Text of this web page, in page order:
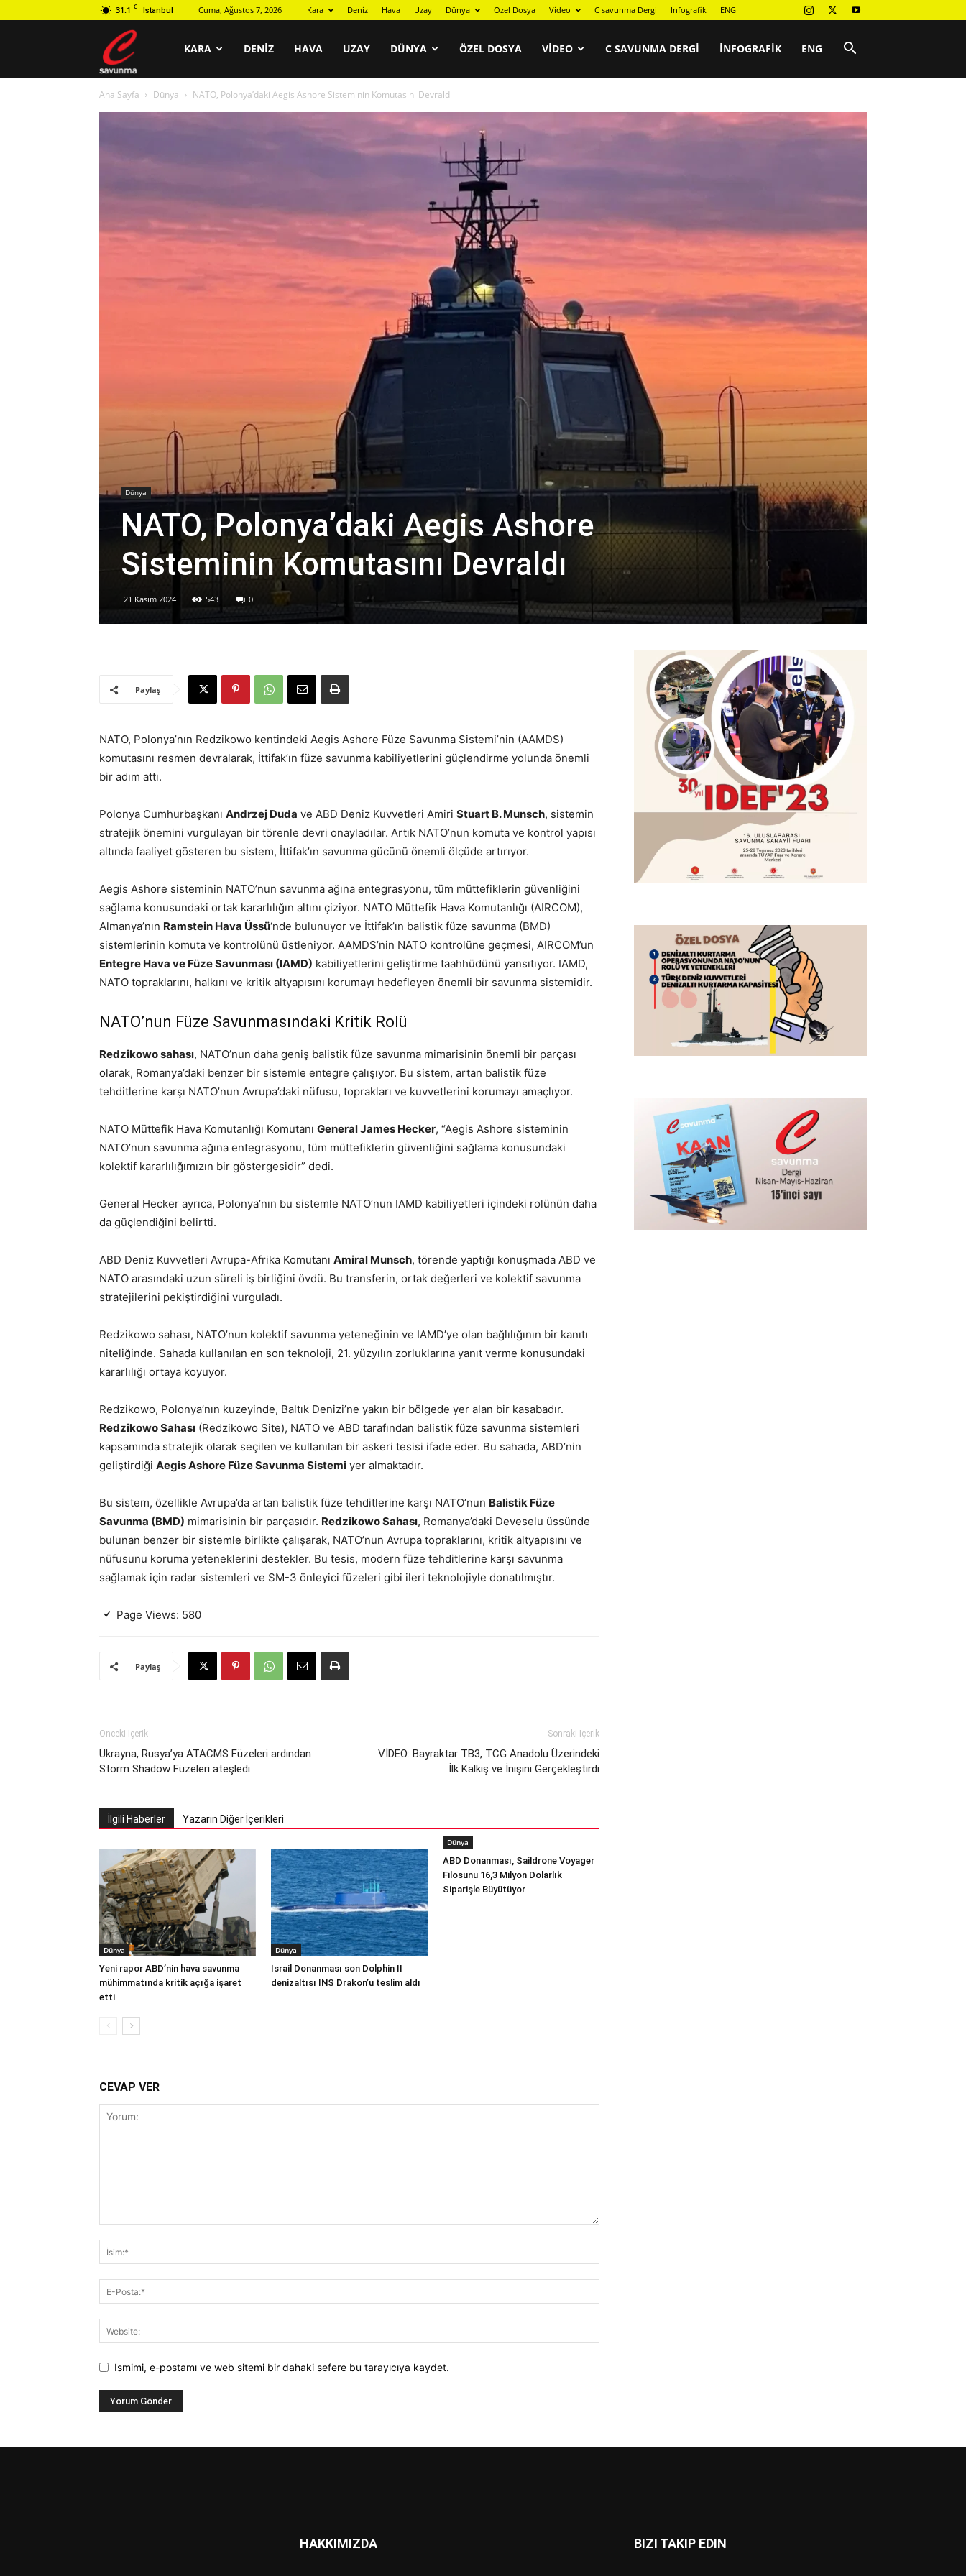
31.1 C İstanbul Cuma, Ağustos 7, 2026 Kara Deniz Hava Uzay Dünya Özel Dosya Video C savunma Dergi İnfografik ENG
KARA DENIZ HAVA UZAY DÜNYA ÖZEL DOSYA VIDEO C SAVUNMA DERGI İNFOGRAFIK ENG
Ana Sayfa Dünya NATO, Polonya’daki Aegis Ashore Sisteminin Komutasını Devraldı
Dünya
NATO, Polonya’daki Aegis Ashore
Sisteminin Komutasını Devraldı
21 Kasım 2024 543 0
Paylaş
NATO, Polonya’nın Redzikowo kentindeki Aegis Ashore Füze Savunma Sistemi’nin (AAMDS)
komutasını resmen devralarak, İttifak’ın füze savunma kabiliyetlerini güçlendirme yolunda önemli
bir adım attı.
Polonya Cumhurbaşkanı Andrzej Duda ve ABD Deniz Kuvvetleri Amiri Stuart B. Munsch, sistemin
stratejik önemini vurgulayan bir törenle devri onayladılar. Artık NATO’nun komuta ve kontrol yapısı
altında faaliyet gösteren bu sistem, İttifak’ın savunma gücünü önemli ölçüde artırıyor.
Aegis Ashore sisteminin NATO’nun savunma ağına entegrasyonu, tüm müttefiklerin güvenliğini
sağlama konusundaki ortak kararlılığın altını çiziyor. NATO Müttefik Hava Komutanlığı (AIRCOM),
Almanya’nın Ramstein Hava Üssü‘nde bulunuyor ve İttifak’ın balistik füze savunma (BMD)
sistemlerinin komuta ve kontrolünü üstleniyor. AAMDS’nin NATO kontrolüne geçmesi, AIRCOM’un
Entegre Hava ve Füze Savunması (IAMD) kabiliyetlerini geliştirme taahhüdünü yansıtıyor. IAMD,
NATO topraklarını, halkını ve kritik altyapısını korumayı hedefleyen önemli bir savunma sistemidir.
NATO’nun Füze Savunmasındaki Kritik Rolü
Redzikowo sahası, NATO’nun daha geniş balistik füze savunma mimarisinin önemli bir parçası
olarak, Romanya’daki benzer bir sistemle entegre çalışıyor. Bu sistem, artan balistik füze
tehditlerine karşı NATO’nun Avrupa’daki nüfusu, toprakları ve kuvvetlerini korumayı amaçlıyor.
NATO Müttefik Hava Komutanlığı Komutanı General James Hecker, “Aegis Ashore sisteminin
NATO’nun savunma ağına entegrasyonu, tüm müttefiklerin güvenliğini sağlama konusundaki
kolektif kararlılığımızın bir göstergesidir” dedi.
General Hecker ayrıca, Polonya’nın bu sistemle NATO’nun IAMD kabiliyetleri içindeki rolünün daha
da güçlendiğini belirtti.
ABD Deniz Kuvvetleri Avrupa-Afrika Komutanı Amiral Munsch, törende yaptığı konuşmada ABD ve
NATO arasındaki uzun süreli iş birliğini övdü. Bu transferin, ortak değerleri ve kolektif savunma
stratejilerini pekiştirdiğini vurguladı.
Redzikowo sahası, NATO’nun kolektif savunma yeteneğinin ve IAMD’ye olan bağlılığının bir kanıtı
niteliğinde. Sahada kullanılan en son teknoloji, 21. yüzyılın zorluklarına yanıt verme konusundaki
kararlılığı ortaya koyuyor.
Redzikowo, Polonya’nın kuzeyinde, Baltık Denizi’ne yakın bir bölgede yer alan bir kasabadır.
Redzikowo Sahası (Redzikowo Site), NATO ve ABD tarafından balistik füze savunma sistemleri
kapsamında stratejik olarak seçilen ve kullanılan bir askeri tesisi ifade eder. Bu sahada, ABD’nin
geliştirdiği Aegis Ashore Füze Savunma Sistemi yer almaktadır.
Bu sistem, özellikle Avrupa’da artan balistik füze tehditlerine karşı NATO’nun Balistik Füze
Savunma (BMD) mimarisinin bir parçasıdır. Redzikowo Sahası, Romanya’daki Deveselu üssünde
bulunan benzer bir sistemle birlikte çalışarak, NATO’nun Avrupa topraklarını, kritik altyapısını ve
nüfusunu koruma yeteneklerini destekler. Bu tesis, modern füze tehditlerine karşı savunma
sağlamak için radar sistemleri ve SM-3 önleyici füzeleri gibi ileri teknolojiyle donatılmıştır.
Page Views: 580
Paylaş
Önceki İçerik
Ukrayna, Rusya’ya ATACMS Füzeleri ardından
Storm Shadow Füzeleri ateşledi
Sonraki İçerik
VİDEO: Bayraktar TB3, TCG Anadolu Üzerindeki
İlk Kalkış ve İnişini Gerçekleştirdi
İlgili Haberler Yazarın Diğer İçerikleri
Dünya
Yeni rapor ABD’nin hava savunma
mühimmatında kritik açığa işaret
etti
Dünya
İsrail Donanması son Dolphin II
denizaltısı INS Drakon’u teslim aldı
Dünya
ABD Donanması, Saildrone Voyager
Filosunu 16,3 Milyon Dolarlık
Siparişle Büyütüyor
CEVAP VER
Ismimi, e-postamı ve web sitemi bir dahaki sefere bu tarayıcıya kaydet.
HAKKIMIZDA BIZI TAKIP EDIN